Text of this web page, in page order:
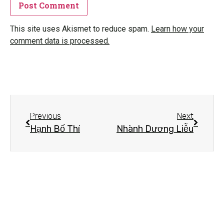
This site uses Akismet to reduce spam. Learn how your
comment data is processed.
Previous
Hạnh Bố Thí
Next
Nhành Dương Liễu